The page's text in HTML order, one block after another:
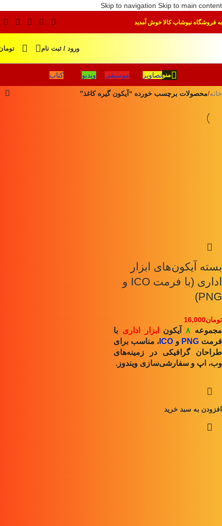
Skip to navigation Skip to main content
به فروشگاه نیوشاپ کالا خوش آمدید
ورود / ثبت نام
منوتصاویر موسیقی ویدیو کتاب
خانه/محصولات برچسب خورده “آیکون گیره کاغذ”
بسته آیکون‌های ابزار
اداری (با فرمت ICO و
PNG)
تومان16,000
مجموعه ۸ آیکون ابزار اداری با
فرمت PNG و ICO ، مناسب برای
طراحان گرافیکی در زمینه‌های
وب، اپ و سفارشی‌سازی ویندوز.
افزودن به سبد خرید